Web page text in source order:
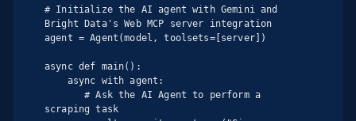
# Initialize the AI agent with Gemini and
Bright Data's Web MCP server integration
agent = Agent(model, toolsets=[server])
async def main():
       # Ask the AI Agent to perform a
scraping task